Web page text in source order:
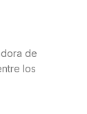
de
los